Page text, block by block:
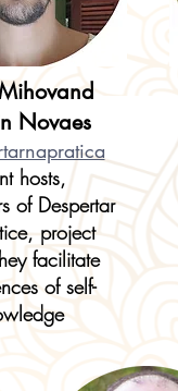
and
Novaes
hosts,
of Despertar
project
facilitate
of self-